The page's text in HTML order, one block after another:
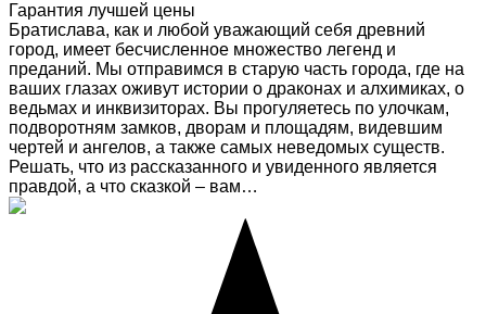
Гарантия лучшей цены
Братислава, как и любой уважающий себя древний
город, имеет бесчисленное множество легенд и
преданий. Мы отправимся в старую часть города, где на
ваших глазах оживут истории о драконах и алхимиках, о
ведьмах и инквизиторах. Вы прогуляетесь по улочкам,
подворотням замков, дворам и площадям, видевшим
чертей и ангелов, а также самых неведомых существ.
Решать, что из рассказанного и увиденного является
правдой, а что сказкой – вам…